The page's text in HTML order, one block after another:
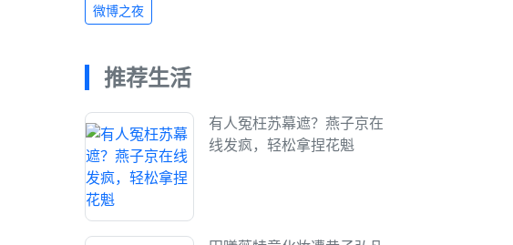
微博之夜
推荐生活
有人冤枉苏幕遮？燕子京在
线发疯，轻松拿捏花魁